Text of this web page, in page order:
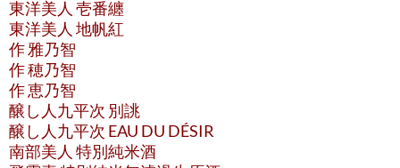
東洋美人 壱番纏
東洋美人 地帆紅
作 雅乃智
作 穂乃智
作 恵乃智
醸し人九平次 別誂
醸し人九平次 EAU DU DÉSIR
南部美人 特別純米酒